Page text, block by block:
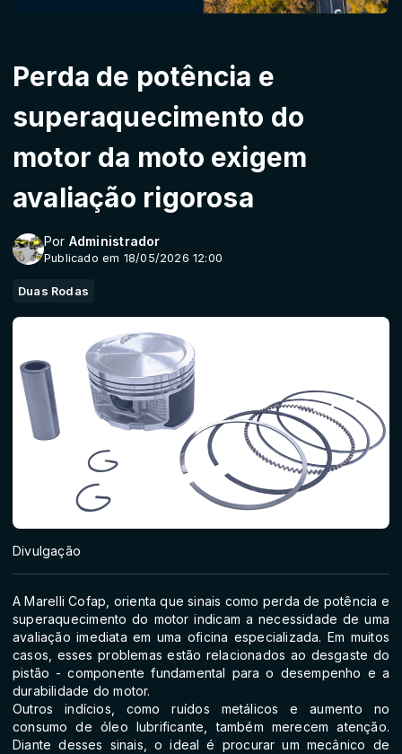
Perda de potência e
superaquecimento do
motor da moto exigem
avaliação rigorosa
Por Administrador
Publicado em 18/05/2026 12:00
Duas Rodas
Divulgação
A Marelli Cofap, orienta que sinais como perda de potência e
superaquecimento do motor indicam a necessidade de uma
avaliação imediata em uma oficina especializada. Em muitos
casos, esses problemas estão relacionados ao desgaste do
pistão - componente fundamental para o desempenho e a
durabilidade do motor.
Outros indícios, como ruídos metálicos e aumento no
consumo de óleo lubrificante, também merecem atenção.
Diante desses sinais, o ideal é procurar um mecânico de